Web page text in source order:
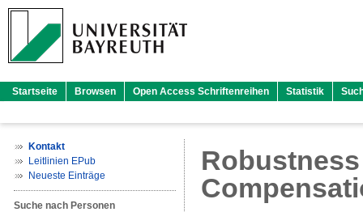
Startseite Browsen Open Access Schriftenreihen Statistik
Kontakt
Leitlinien EPub
Neueste Einträge
Suche nach Personen